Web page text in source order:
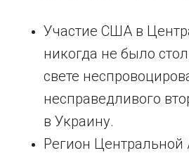
Участие США в
никогда не было
свете
несправедливого
в Украину.
Регион Центральной